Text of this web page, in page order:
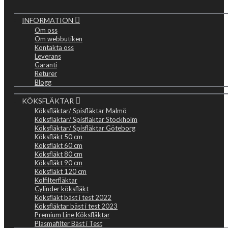
INFORMATION
Om oss
Om webbutiken
Kontakta oss
Leverans
Garanti
Returer
Blogg
KÖKSFLÄKTAR
Köksfläktar/ Spisfläktar Malmö
Köksfläktar/ Spisfläktar Stockholm
Köksfläktar/ Spisfläktar Göteborg
Köksfläkt 50 cm
Köksfläkt 60 cm
Köksfläkt 80 cm
Köksfläkt 90 cm
Köksfläkt 120 cm
Kolfilterfläktar
Cylinder köksfläkt
Köksfläkt bäst i test 2022
Köksfläktar bäst i test 2023
Premium Line Köksfläktar
Plasmafilter Bäst i Test